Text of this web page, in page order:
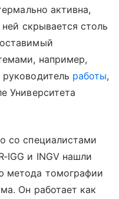
активна,
скрывается столь
например,
работы,
Университета
со специалистами
и INGV нашли
метода томографии
Он работает как